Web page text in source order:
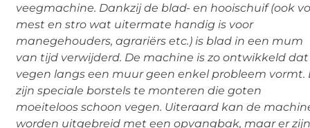
veegmachine. Dankzij de blad- en hooischuif (ook
mest en stro wat uitermate handig is voor
manegehouders, agrariërs etc.) is blad in een mum
van tijd verwijderd. De machine is zo ontwikkeld dat
vegen langs een muur geen enkel probleem vormt.
zijn speciale borstels te monteren die goten
moeiteloos schoon vegen. Uiteraard kan de
worden uitgebreid met een opvangbak, maar er